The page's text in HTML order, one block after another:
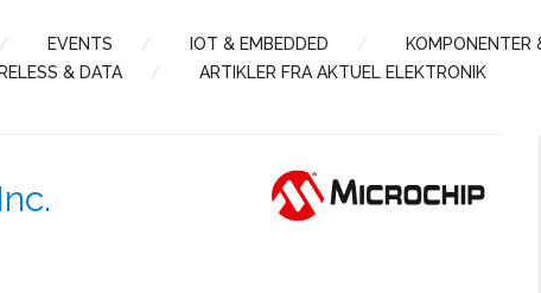
EVENTS IOT & EMBEDDED KOMPONENTER
& DATA ARTIKLER FRA AKTUEL ELEKTRONIK